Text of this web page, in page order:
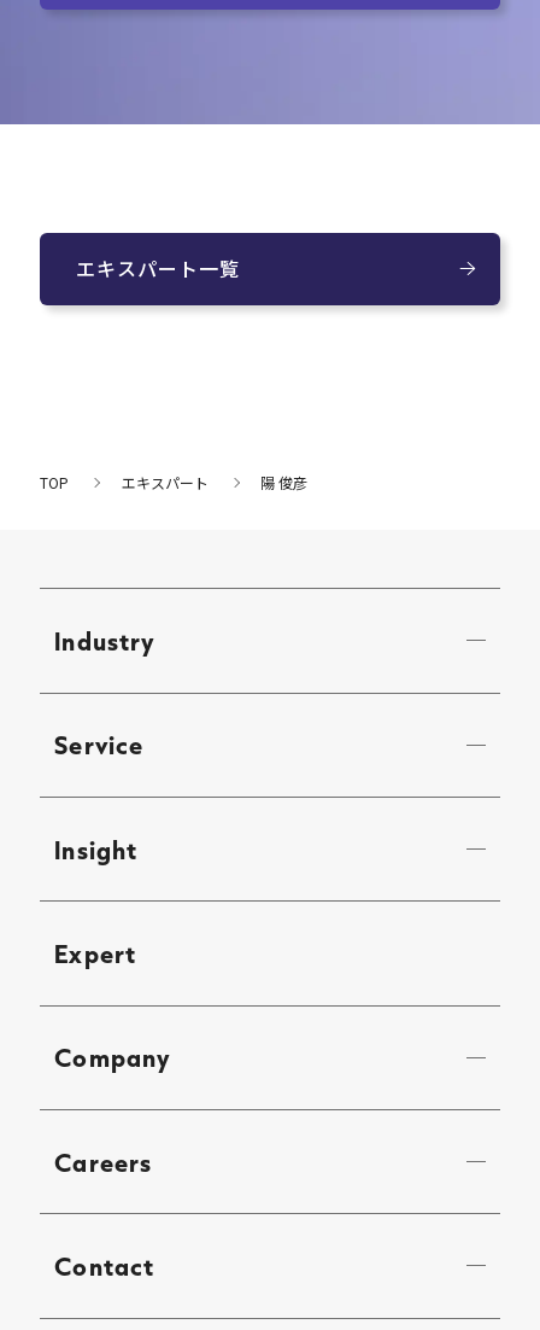
エキスパート一覧
TOP エキスパート 陽 俊彦
Industry
Service
Insight
Expert
Company
Careers
Contact